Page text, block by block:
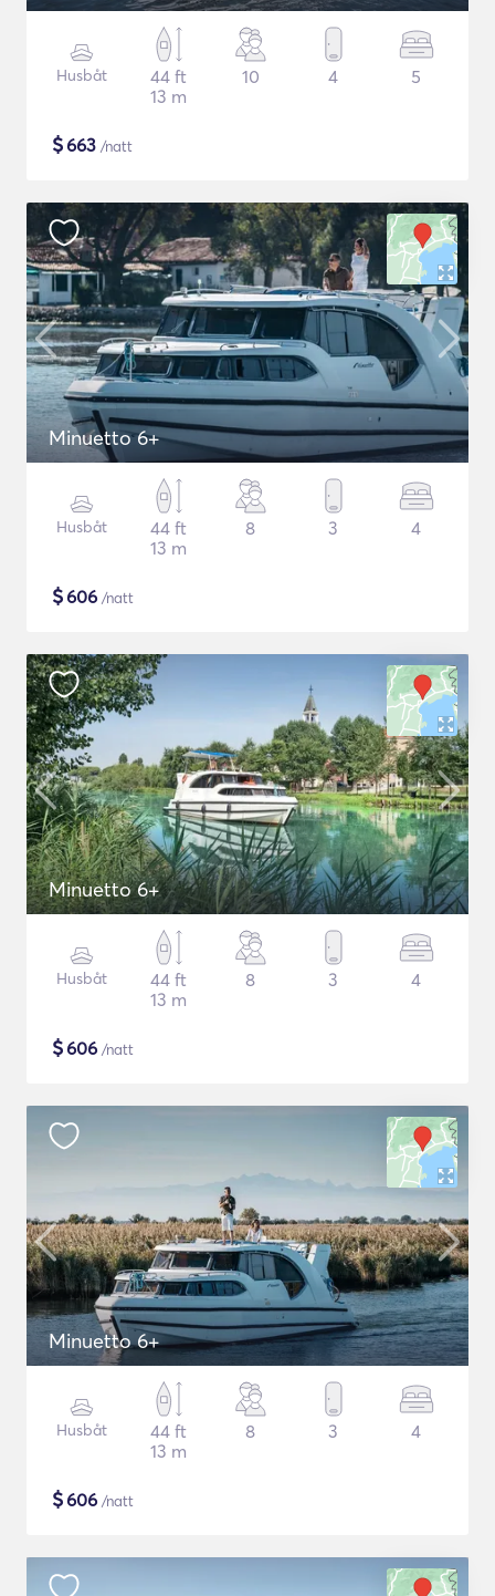
Husbåt
44 ft
13 m
10 4 5
$663 /natt
Minuetto 6+
Husbåt
44 ft
13 m
8 3 4
$606 /natt
Minuetto 6+
Husbåt
44 ft
13 m
8 3 4
$606 /natt
Minuetto 6+
Husbåt
44 ft
13 m
8 3 4
$606 /natt